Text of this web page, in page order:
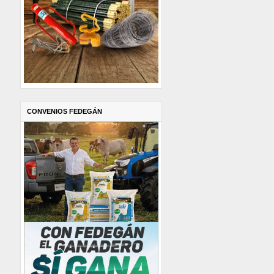
CONVENIOS FEDEGÁN